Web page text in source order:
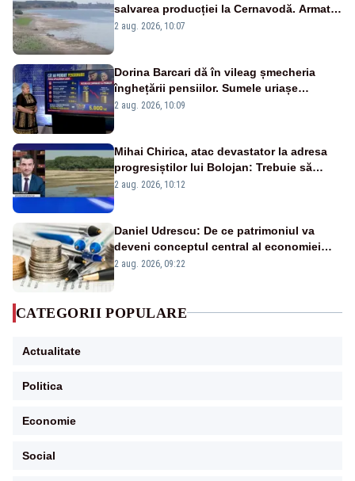
salvarea producției la Cernavodă. Armata
va detona o stâncă și va devia apa
2 aug. 2026, 10:07
Dorina Barcari dă în vileag șmecheria
înghețării pensiilor. Sumele uriașe
pierdute de fiecare român
2 aug. 2026, 10:09
Mihai Chirica, atac devastator la adresa
progresiștilor lui Bolojan: Trebuie să
protejăm și natura, dar nu șținem omaneii
2 aug. 2026, 10:12
Daniel Udrescu: De ce patrimoniul va
deveni conceptul central al economiei
viitoare?
2 aug. 2026, 09:22
CATEGORII POPULARE
Actualitate
Politica
Economie
Social